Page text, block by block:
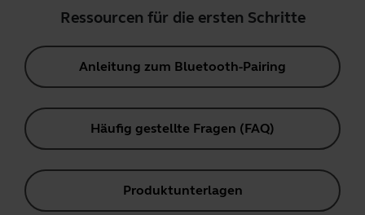
Ressourcen für die ersten Schritte
Anleitung zum Bluetooth-Pairing
Häufig gestellte Fragen (FAQ)
Produktunterlagen